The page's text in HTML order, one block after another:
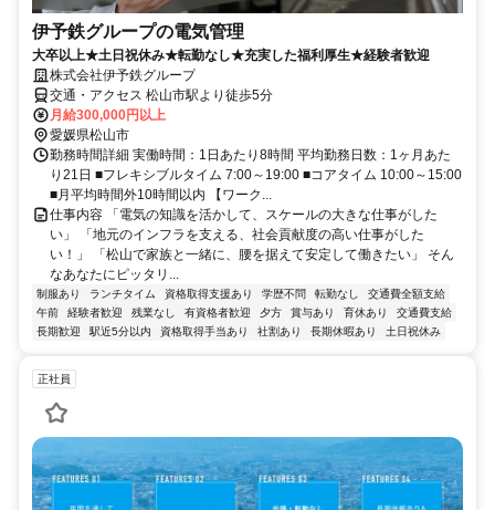
伊予鉄グループの電気管理
大卒以上★土日祝休み★転勤なし★充実した福利厚生★経験者歓迎
株式会社伊予鉄グループ
交通・アクセス 松山市駅より徒歩5分
月給300,000円以上
愛媛県松山市
勤務時間詳細 実働時間：1日あたり8時間 平均勤務日数：1ヶ月あた
り21日 ■フレキシブルタイム 7:00～19:00 ■コアタイム 10:00～15:00
■月平均時間外10時間以内 【ワーク...
仕事内容 「電気の知識を活かして、スケールの大きな仕事がした
い」 「地元のインフラを支える、社会貢献度の高い仕事がした
い！」 「松山で家族と一緒に、腰を据えて安定して働きたい」 そん
なあなたにピッタリ...
制服あり ランチタイム 資格取得支援あり 学歴不問 転勤なし
交通費全額支給
午前
経験者歓迎 残業なし 有資格者歓迎 夕方 賞与あり 育休あり
交通費支給
長期歓迎
駅近5分以内 資格取得手当あり 社割あり 長期休暇あり 土日祝休み
正社員